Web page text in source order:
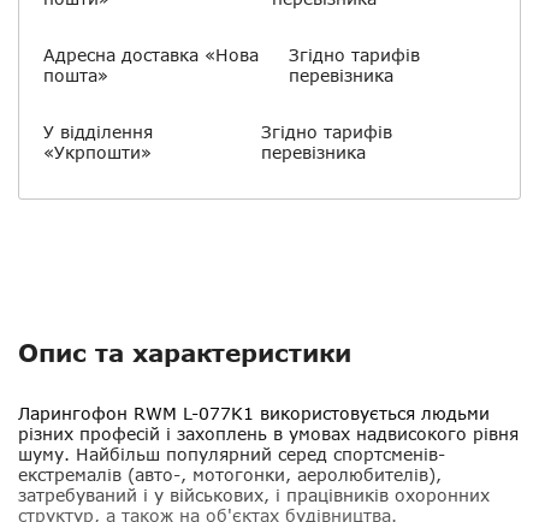
Адресна доставка «Нова
пошта»
Згідно тарифів
перевізника
У відділення
«Укрпошти»
Згідно тарифів
перевізника
Опис та характеристики
Ларингофон RWM L-077K1 використовується людьми
різних професій і захоплень в умовах надвисокого рівня
шуму. Найбільш популярний серед спортсменів-
екстремалів (авто-, мотогонки, аеролюбителів),
затребуваний і у військових, і працівників охоронних
структур, а також на об'єктах будівництва.